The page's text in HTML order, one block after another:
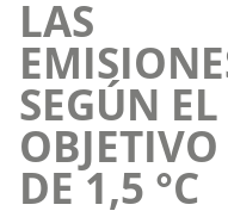
LAS
SEGÚN EL
OBJETIVO
DE 1,5 °C